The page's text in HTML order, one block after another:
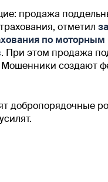
продажа
отметил
по
. При этом продажа
Мошенники создают
добропорядочные